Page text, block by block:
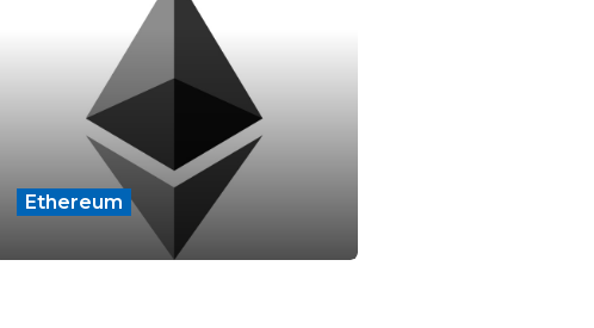
Ethereum